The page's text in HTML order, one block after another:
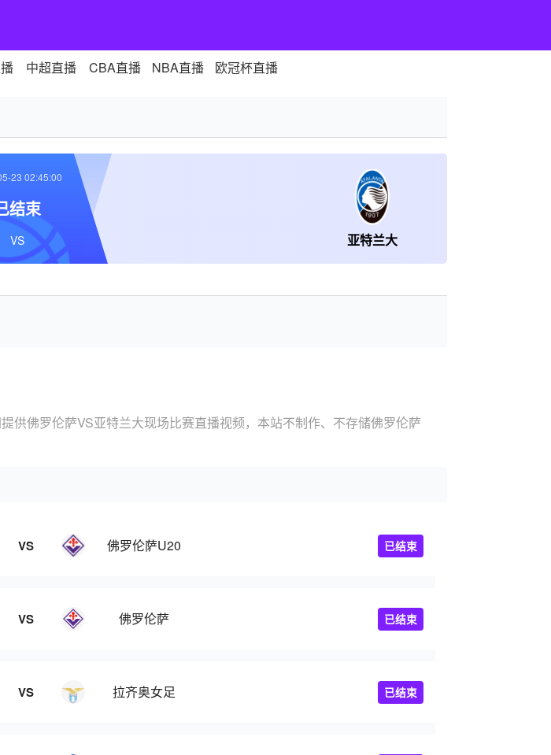
中超直播 CBA直播 NBA直播 欧冠杯直播
亚特兰大
23 02:45:00
结束
VS
供佛罗伦萨VS亚特兰大现场比赛直播视频，本站不制作、不存储佛罗伦萨
VS 佛罗伦萨U20 已结束
VS 佛罗伦萨 已结束
VS 拉齐奥女足 已结束